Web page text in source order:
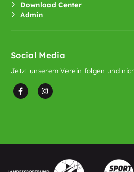
Download Center
Admin
Social Media
Jetzt unserem Verein folgen und